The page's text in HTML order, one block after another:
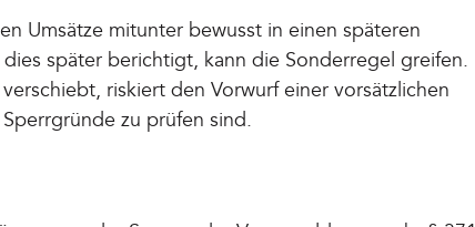
Umsätze mitunter bewusst in einen späteren
später berichtigt, kann die Sonderregel greifen.
riskiert den Vorwurf einer vorsätzlichen
zu prüfen sind.